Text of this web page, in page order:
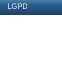
LGPD